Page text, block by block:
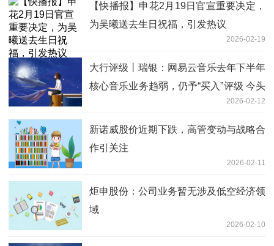
【快播报】申花2月19日官宣重要决定，
为吴曦送去生日祝福，引发热议
2026-02-19
大行评级丨瑞银：网易云音乐去年下半年
核心音乐业务趋弱，仍予“买入”评级 今头
2026-02-12
新诺威股价近期下跌，高管变动与战略合
作引关注
2026-02-11
炬申股份：公司业务暂无涉及低空经济领
域
2026-02-10